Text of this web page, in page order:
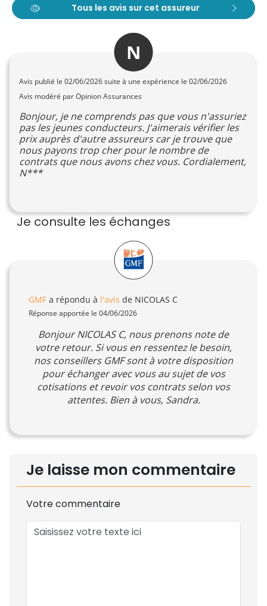
Tous les avis sur cet assureur
N
Avis publié le 02/06/2026suite à une expérience le 02/06/2026
Avis modéré par Opinion Assurances
Bonjour, je ne comprends pas que vous n'assuriez
pas les jeunes conducteurs. J'aimerais vérifier les
prix auprès d'autre assureurs car je trouve que
nous payons trop cher pour le nombre de
contrats que nous avons chez vous. Cordialement,
N***
Je consulte les échanges
GMF a répondu à l'avis de NICOLAS C
Réponse apportée le 04/06/2026
Bonjour NICOLAS C, nous prenons note de
votre retour. Si vous en ressentez le besoin,
nos conseillers GMF sont à votre disposition
pour échanger avec vous au sujet de vos
cotisations et revoir vos contrats selon vos
attentes. Bien à vous, Sandra.
Je laisse mon commentaire
Votre commentaire